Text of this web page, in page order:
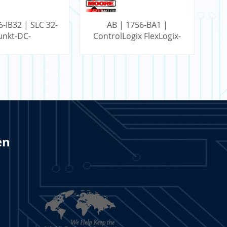
IB32 | SLC 32-
DC-
MEHR
AB | 1756-BA1 |
ControlLogix FlexLogix-
LERN MEHR